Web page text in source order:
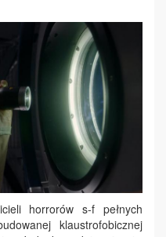
horrorów s-f pełnych
klaustrofobicznej